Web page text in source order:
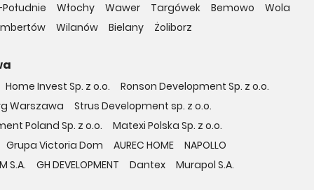
Włochy Wawer Targówek Bemowo
Wola
Wilanów Bielany Żoliborz
Home Invest Sp. z o.o.
Ronson Development Sp. z o.o.
Warszawa
Strus Development sp. z o.o.
Poland Sp. z o.o.
Matexi Polska Sp. z o.o.
Grupa Victoria Dom AUREC HOME
NAPOLLO
S.A. GH DEVELOPMENT Dantex
Murapol S.A.